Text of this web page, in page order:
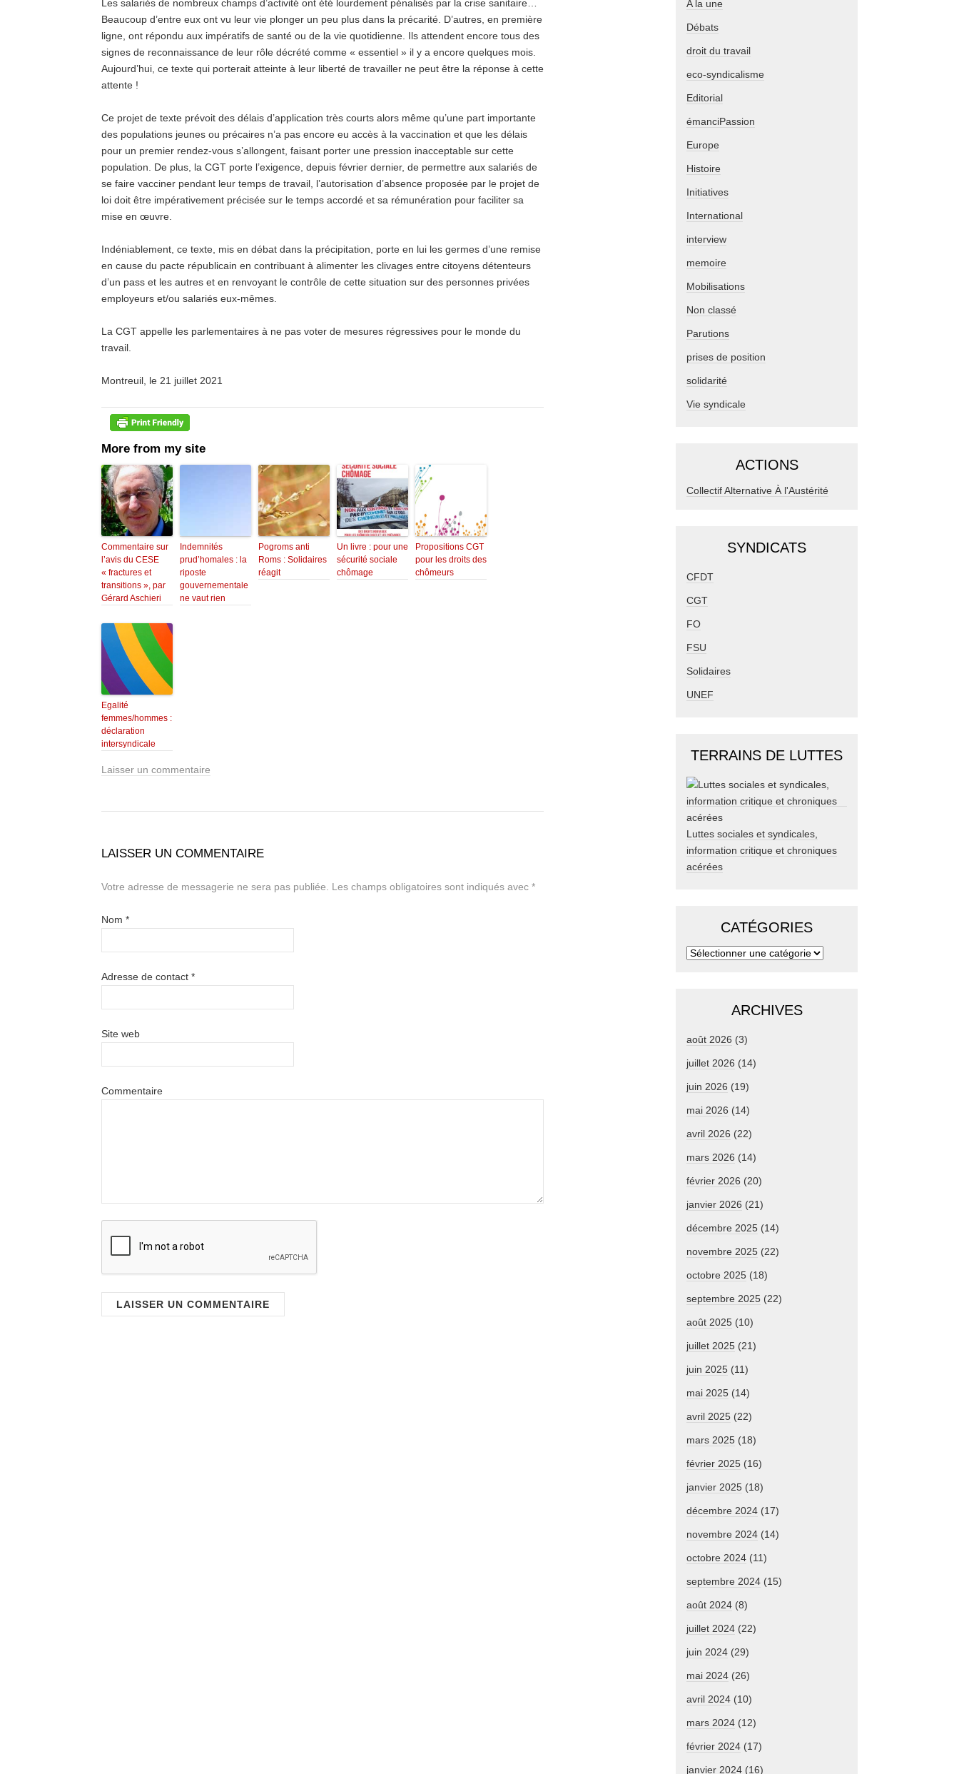
Les salariés de nombreux champs d’activité ont été lourdement pénalisés par la crise sanitaire…
Beaucoup d’entre eux ont vu leur vie plonger un peu plus dans la précarité. D’autres, en première
ligne, ont répondu aux impératifs de santé ou de la vie quotidienne. Ils attendent encore tous des
signes de reconnaissance de leur rôle décrété comme « essentiel » il y a encore quelques mois.
Aujourd’hui, ce texte qui porterait atteinte à leur liberté de travailler ne peut être la réponse à cette
attente !
Ce projet de texte prévoit des délais d’application très courts alors même qu’une part importante
des populations jeunes ou précaires n’a pas encore eu accès à la vaccination et que les délais
pour un premier rendez-vous s’allongent, faisant porter une pression inacceptable sur cette
population. De plus, la CGT porte l’exigence, depuis février dernier, de permettre aux salariés de
se faire vacciner pendant leur temps de travail, l’autorisation d’absence proposée par le projet de
loi doit être impérativement précisée sur le temps accordé et sa rémunération pour faciliter sa
mise en œuvre.
Indéniablement, ce texte, mis en débat dans la précipitation, porte en lui les germes d’une remise
en cause du pacte républicain en contribuant à alimenter les clivages entre citoyens détenteurs
d’un pass et les autres et en renvoyant le contrôle de cette situation sur des personnes privées
employeurs et/ou salariés eux-mêmes.
La CGT appelle les parlementaires à ne pas voter de mesures régressives pour le monde du
travail.
Montreuil, le 21 juillet 2021
More from my site
Commentaire sur
l’avis du CESE
« fractures et
transitions », par
Gérard Aschieri
Indemnités
prud’homales : la
riposte
gouvernementale
ne vaut rien
Pogroms anti
Roms : Solidaires
réagit
Un livre : pour une
sécurité sociale
chômage
Propositions CGT
pour les droits des
chômeurs
Egalité
femmes/hommes :
déclaration
intersyndicale
Laisser un commentaire
LAISSER UN COMMENTAIRE
Votre adresse de messagerie ne sera pas publiée. Les champs obligatoires sont indiqués avec *
Nom *
Adresse de contact *
Site web
Commentaire
A la une
Débats
droit du travail
eco-syndicalisme
Editorial
émanciPassion
Europe
Histoire
Initiatives
International
interview
memoire
Mobilisations
Non classé
Parutions
prises de position
solidarité
Vie syndicale
ACTIONS
Collectif Alternative À l'Austérité
SYNDICATS
CFDT
CGT
FO
FSU
Solidaires
UNEF
TERRAINS DE LUTTES
Luttes sociales et syndicales,
information critique et chroniques
acérées
CATÉGORIES
ARCHIVES
août 2026 (3)
juillet 2026 (14)
juin 2026 (19)
mai 2026 (14)
avril 2026 (22)
mars 2026 (14)
février 2026 (20)
janvier 2026 (21)
décembre 2025 (14)
novembre 2025 (22)
octobre 2025 (18)
septembre 2025 (22)
août 2025 (10)
juillet 2025 (21)
juin 2025 (11)
mai 2025 (14)
avril 2025 (22)
mars 2025 (18)
février 2025 (16)
janvier 2025 (18)
décembre 2024 (17)
novembre 2024 (14)
octobre 2024 (11)
septembre 2024 (15)
août 2024 (8)
juillet 2024 (22)
juin 2024 (29)
mai 2024 (26)
avril 2024 (10)
mars 2024 (12)
février 2024 (17)
janvier 2024 (16)